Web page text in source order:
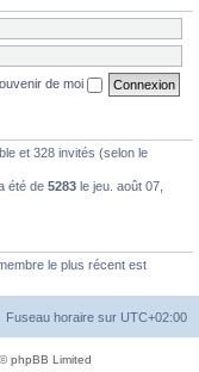
de moi
et 328 invités (selon le
été de 5283 le jeu. août 07,
le plus récent est
Fuseau horaire sur UTC+02:00
phpBB Limited